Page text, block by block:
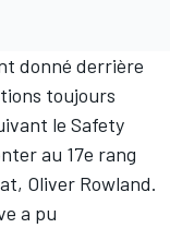
donné derrière
toujours
le Safety
au 17e rang
Oliver Rowland.
a pu